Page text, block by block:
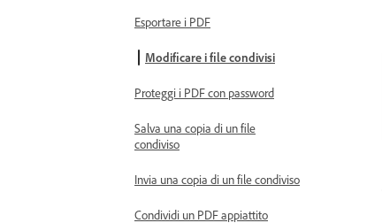
Esportare i PDF
Modificare i file condivisi
Proteggi i PDF con password
Salva una copia di un file
condiviso
Invia una copia di un file condiviso
Condividi un PDF appiattito